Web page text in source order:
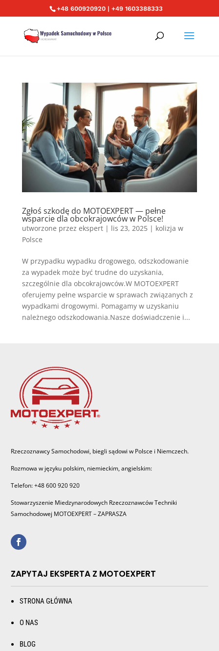
+48 600920920 | +49 1603388333
Zgłoś szkodę do MOTOEXPERT — pełne
wsparcie dla obcokrajowców w Polsce!
utworzone przez ekspert| lis 23, 2025| kolizja w
Polsce
W przypadku wypadku drogowego, odszkodowanie
za wypadek może być trudne do uzyskania,
szczególnie dla obcokrajowców.W MOTOEXPERT
oferujemy pełne wsparcie w sprawach związanych z
wypadkami drogowymi. Pomagamy w uzyskaniu
należnego odszkodowania.Nasze doświadczenie i...
Rzeczoznawcy Samochodowi, biegli sądowi w Polsce i Niemczech.
Rozmowa w języku polskim, niemieckim, angielskim:
Telefon: +48 600 920 920
Stowarzyszenie Miedzynarodowych Rzeczoznawców Techniki
Samochodowej MOTOEXPERT – ZAPRASZA
ZAPYTAJ EKSPERTA Z MOTOEXPERT
STRONA GŁÓWNA
O NAS
BLOG